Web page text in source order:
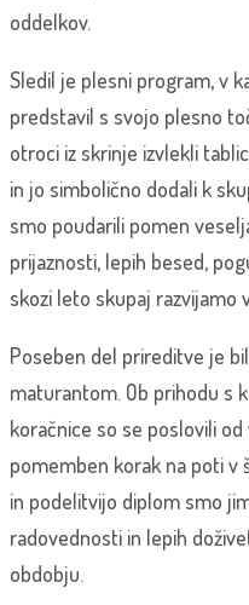
oddelkov.
Sledil je plesni program, v
predstavil s svojo plesno
otroci iz skrinje izvlekli
in jo simbolično dodali k
smo poudarili pomen
prijaznosti, lepih besed,
skozi leto skupaj razvijamo
Poseben del prireditve je
maturantom. Ob prihodu s
koračnice so se poslovili
pomemben korak na poti v
in podelitvijo diplom smo
radovednosti in lepih
obdobju.